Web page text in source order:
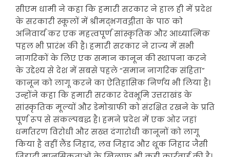
सीएम धामी ने कहा कि हमारी सरकार ने हाल ही में प्रदेश
के सरकारी स्कूलों में श्रीमद्भगवद्गीता के पाठ को
अनिवार्य कर एक महत्वपूर्ण सांस्कृतिक और आध्यात्मिक
पहल भी प्रारंभ की है। हमारी सरकार ने राज्य में सभी
नागरिकों के लिए एक समान कानून की स्थापना करने
के उद्देश्य से देश में सबसे पहले “समान नागरिक संहिता”
कानून को लागू करने का ऐतिहासिक निर्णय भी लिया है।
उन्होंने कहा कि हमारी सरकार देवभूमि उत्तराखंड के
सांस्कृतिक मूल्यों और डेमोग्राफी को संरक्षित रखने के प्रति
पूर्ण रूप से संकल्पबद्ध है। हमने प्रदेश में एक ओर जहां
धर्मांतरण विरोधी और सख्त दंगारोधी कानूनों को लागू
किया है वहीं लैंड जिहाद, लव जिहाद और थूक जिहाद जैसी